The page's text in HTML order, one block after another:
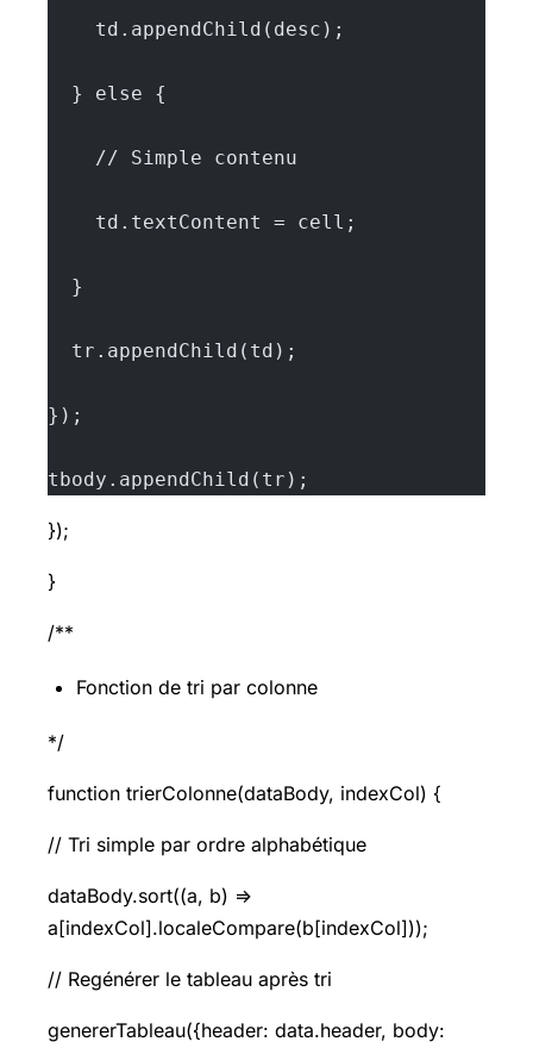
    td.appendChild(desc);
  } else {
    // Simple contenu
    td.textContent = cell;
  }
  tr.appendChild(td);
});
tbody.appendChild(tr);
});
}
/**
Fonction de tri par colonne
*/
function trierColonne(dataBody, indexCol) {
// Tri simple par ordre alphabétique
dataBody.sort((a, b) =>
a[indexCol].localeCompare(b[indexCol]));
// Regénérer le tableau après tri
genererTableau({header: data.header, body: